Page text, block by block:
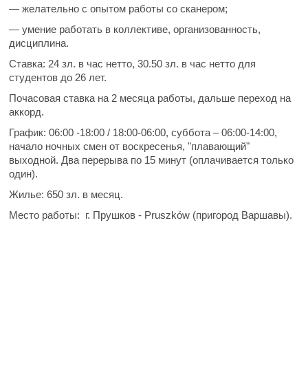
— желательно с опытом работы со сканером;
— умение работать в коллективе, организованность,
дисциплина.
Ставка: 24 зл. в час нетто, 30.50 зл. в час нетто для
студентов до 26 лет.
Почасовая ставка на 2 месяца работы, дальше переход на
аккорд.
График: 06:00 -18:00 / 18:00-06:00, суббота – 06:00-14:00,
начало ночных смен от воскресенья, "плавающий"
выходной. Два перерыва по 15 минут (оплачивается только
один).
Жилье: 650 зл. в месяц.
Место работы: г. Прушков - Pruszków (пригород Варшавы).